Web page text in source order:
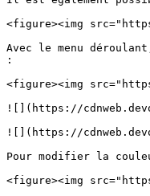
<figure><img
Avec le menu
:
<figure><img
![](https://
![](https://
Pour modifier la
<figure><img